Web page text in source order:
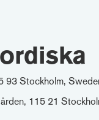
93 Stockholm,
115 21